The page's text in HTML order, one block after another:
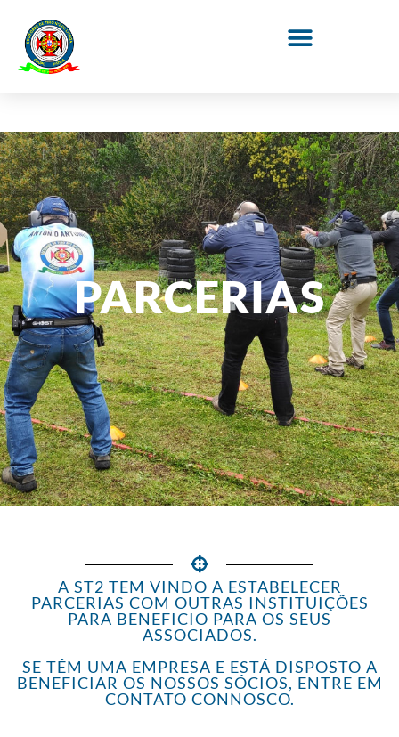
PARCERIAS
A ST2 TEM VINDO A ESTABELECER
PARCERIAS COM OUTRAS INSTITUIÇÕES
PARA BENEFICIO PARA OS SEUS
ASSOCIADOS.
SE TÊM UMA EMPRESA E ESTÁ DISPOSTO A
BENEFICIAR OS NOSSOS SÓCIOS, ENTRE EM
CONTATO CONNOSCO.